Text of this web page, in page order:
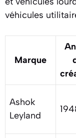
véhicules
Marque
Ashok
Leyland